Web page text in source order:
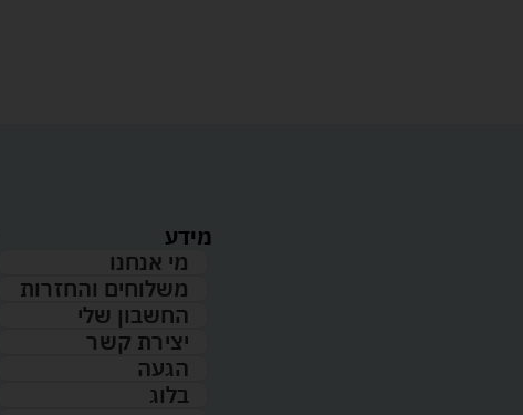
מידע
מי אנחנו
משלוחים והחזרות
החשבון שלי
יצירת קשר
הגעה
בלוג